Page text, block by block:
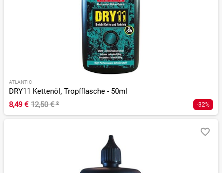
ATLANTIC
DRY11 Kettenöl, Tropfflasche - 50ml
8,49 € 12,50 €² -32%